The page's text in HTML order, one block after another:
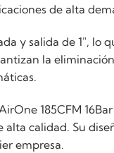
de alta
y salida de 1",
la
185CFM
calidad. Su
empresa.